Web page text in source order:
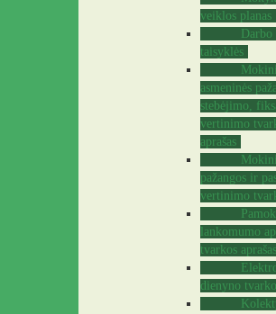
veiklos planas
taisyklės
asmeninės
stebėjimo,
vertinimo
aprašas
pažangos ir
vertinimo
lankomumo
tvarkos aprašas
dienyno